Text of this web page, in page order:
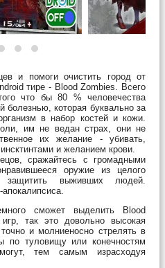
и помоги очистить город от
тире - Blood Zombies. Всего
что бы 80 % человечества
болезнью, которая буквально за
в набор костей и кожи.
им не ведан страх, они не
их желание - убивать,
и желанием крови.
сражайтесь с громадными
оружие из целого
защитить выживших людей.
сможет выделить Blood
так это довольно высокая
и молниеносно стрелять в
по туловищу или конечностям
тем самым израсходуя